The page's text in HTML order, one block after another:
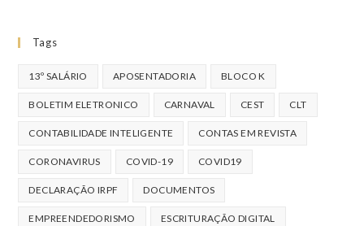
Tags
13º SALÁRIO APOSENTADORIA BLOCO K
BOLETIM ELETRONICO CARNAVAL CEST CLT
CONTABILIDADE INTELIGENTE CONTAS EM REVISTA
CORONAVIRUS COVID-19 COVID19
DECLARAÇÃO IRPF DOCUMENTOS
EMPREENDEDORISMO ESCRITURAÇÃO DIGITAL